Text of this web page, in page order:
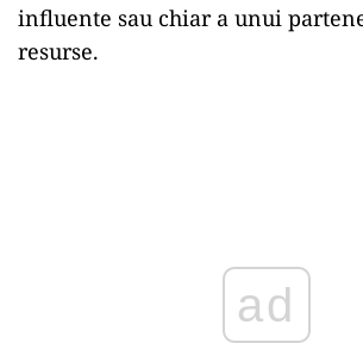
influente sau chiar a unui
resurse.
ad